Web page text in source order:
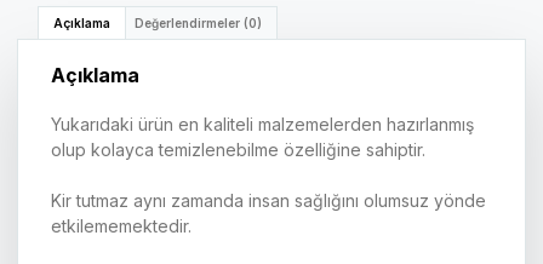
Açıklama Değerlendirmeler (0)
Açıklama
Yukarıdaki ürün en kaliteli malzemelerden hazırlanmış
olup kolayca temizlenebilme özelliğine sahiptir.
Kir tutmaz aynı zamanda insan sağlığını olumsuz yönde
etkilememektedir.